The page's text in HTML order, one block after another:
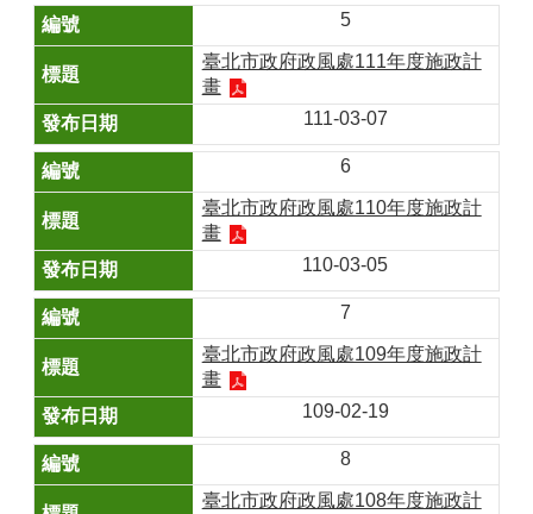
5
臺北市政府政風處111年度施政計
畫
111-03-07
6
臺北市政府政風處110年度施政計
畫
110-03-05
7
臺北市政府政風處109年度施政計
畫
109-02-19
8
臺北市政府政風處108年度施政計